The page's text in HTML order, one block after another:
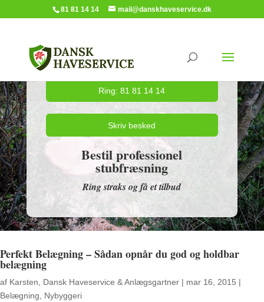
81 81 14 14 mail@danskhaveservice.dk
Ring: 81 81 14 14
Skriv besked
Bestil professionel
stubfræsning
Ring straks og få et tilbud
Perfekt Belægning – Sådan opnår du god og holdbar
belægning
af Karsten, Dansk Haveservice & Anlægsgartner | mar 16, 2015 |
Belægning
Nybyggeri